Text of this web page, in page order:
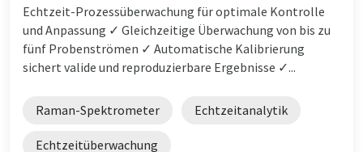
Echtzeit-Prozessüberwachung für optimale Kontrolle
und Anpassung ✓ Gleichzeitige Überwachung von bis zu
fünf Probenströmen ✓ Automatische Kalibrierung
sichert valide und reproduzierbare Ergebnisse ✓...
Raman-Spektrometer Echtzeitanalytik
Echtzeitüberwachung